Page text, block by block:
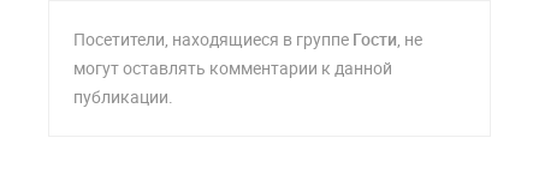
Посетители, находящиеся в группе Гости, не
могут оставлять комментарии к данной
публикации.